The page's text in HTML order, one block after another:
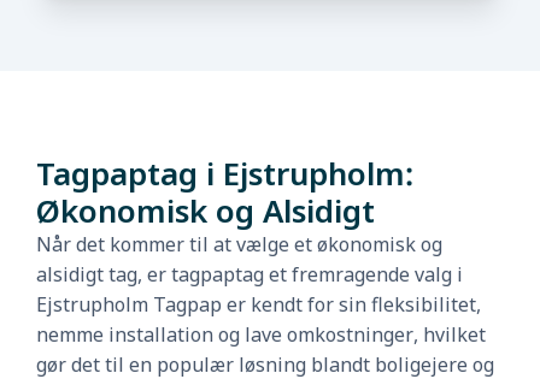
Tagpaptag i Ejstrupholm:
Økonomisk og Alsidigt
Når det kommer til at vælge et økonomisk og
alsidigt tag, er tagpaptag et fremragende valg i
Ejstrupholm Tagpap er kendt for sin fleksibilitet,
nemme installation og lave omkostninger, hvilket
gør det til en populær løsning blandt boligejere og